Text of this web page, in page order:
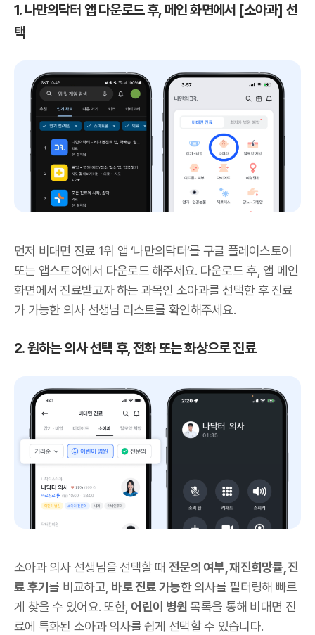
1. 나만의닥터 앱 다운로드 후, 메인 화면에서 [소아과] 선
택
먼저 비대면 진료 1위 앱 ‘나만의닥터’를 구글 플레이스토어
또는 앱스토어에서 다운로드 해주세요. 다운로드 후, 앱 메인
화면에서 진료받고자 하는 과목인 소아과를 선택한 후 진료
가 가능한 의사 선생님 리스트를 확인해주세요.
2. 원하는 의사 선택 후, 전화 또는 화상으로 진료
소아과 의사 선생님을 선택할 때전문의 여부, 재진희망률, 진
료 후기를 비교하고, 바로 진료 가능한 의사를 필터링해 빠르
게 찾을 수 있어요. 또한, 어린이 병원목록을 통해 비대면 진
료에 특화된 소아과 의사를 쉽게 선택할 수 있습니다.